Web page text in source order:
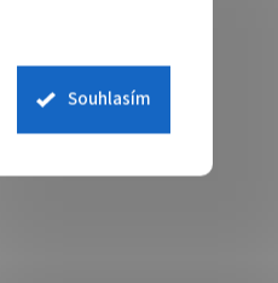
Souhlasím